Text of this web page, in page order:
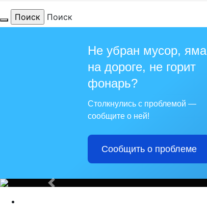
Поиск
Не убран мусор, яма
на дороге, не горит
фонарь?
Столкнулись с проблемой —
сообщите о ней!
Сообщить о проблеме
Назад